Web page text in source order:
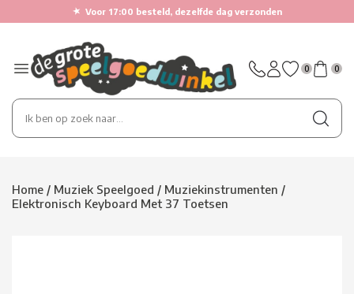
★ Voor 17:00 besteld, dezelfde dag verzonden
0 0
Home / Muziek Speelgoed / Muziekinstrumenten /
Elektronisch Keyboard Met 37 Toetsen